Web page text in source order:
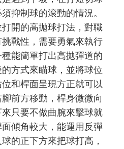
抑制球的滾動的情況。
開的高拋球打法，對職
戰性，需要勇氣來執行
能簡單打出高拋彈道的
方式來瞄球，並將球位
和桿面呈現方正就可以
前方移動，桿身微微向
只要不做曲腕來擊球就
傾角較大，能運用反彈
的正下方來把球打高，